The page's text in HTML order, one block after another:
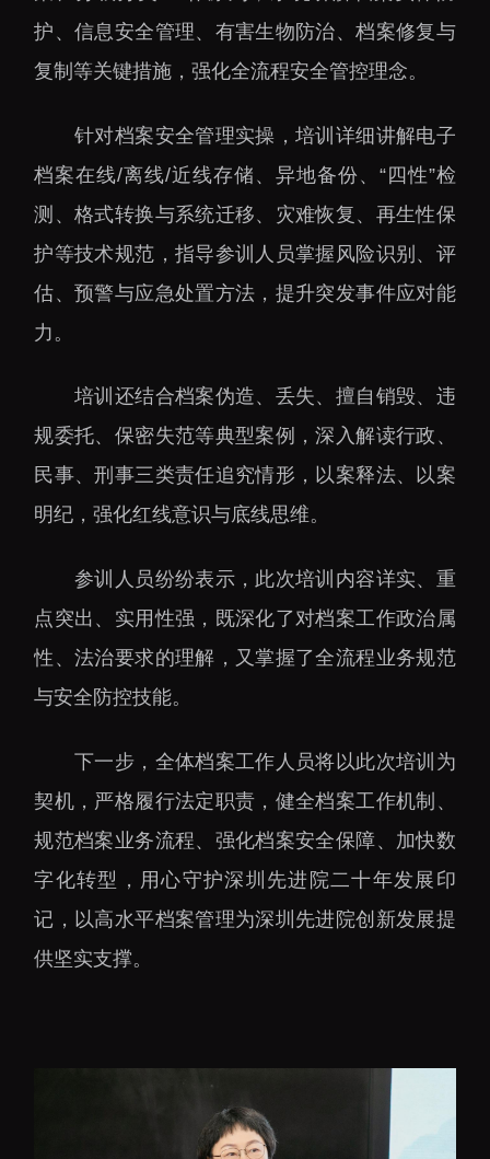
党建工作
群团工作
树立和践行正确政绩观
国家高性能医疗器械创
中心
深港脑科学创新研究院
深圳先进电子材料国际
创新研究院
深圳脑解析与脑模拟重
究中心
护、信息安全管理、有害生物防治、档案修复与
复制等关键措施，强化全流程安全管控理念。
针对档案安全管理实操，培训详细讲解电子
档案在线/离线/近线存储、异地备份、“四性”检
测、格式转换与系统迁移、灾难恢复、再生性保
护等技术规范，指导参训人员掌握风险识别、评
估、预警与应急处置方法，提升突发事件应对能
力。
培训还结合档案伪造、丢失、擅自销毁、违
规委托、保密失范等典型案例，深入解读行政、
民事、刑事三类责任追究情形，以案释法、以案
明纪，强化红线意识与底线思维。
参训人员纷纷表示，此次培训内容详实、重
点突出、实用性强，既深化了对档案工作政治属
性、法治要求的理解，又掌握了全流程业务规范
与安全防控技能。
下一步，全体档案工作人员将以此次培训为
契机，严格履行法定职责，健全档案工作机制、
规范档案业务流程、强化档案安全保障、加快数
字化转型，用心守护深圳先进院二十年发展印
记，以高水平档案管理为深圳先进院创新发展提
供坚实支撑。